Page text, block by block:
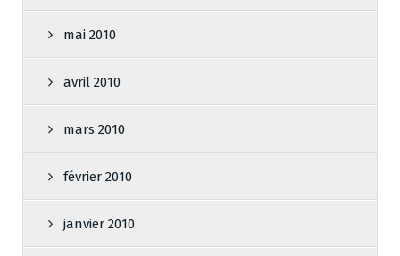
mai 2010
avril 2010
mars 2010
février 2010
janvier 2010